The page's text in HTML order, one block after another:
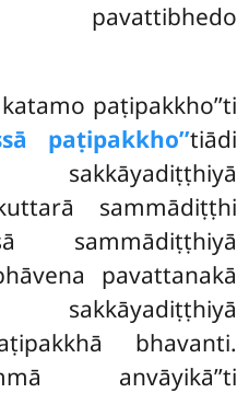
pavattibhedo
paṭipakkho’’ti
paṭipakkho’’tiādi
sammādiṭṭhi
sammādiṭṭhiyā
pavattanakā
bhavanti.
anvāyikā’’ti